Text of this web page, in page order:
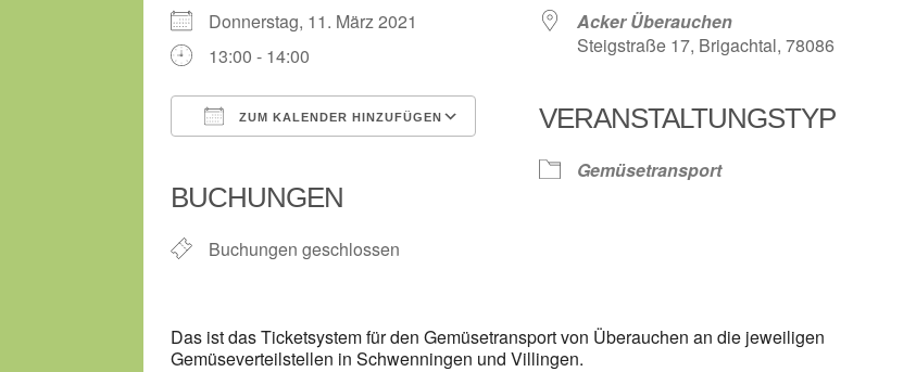
Donnerstag, 11. März 2021
13:00 - 14:00
ZUM KALENDER HINZUFÜGEN
Google Kalender
BUCHUNGEN
Buchungen geschlossen
Acker Überauchen
Steigstraße 17, Brigachtal, 78086
VERANSTALTUNGSTYP
Gemüsetransport
Das ist das Ticketsystem für den Gemüsetransport von Überauchen an die jeweiligen
Gemüseverteilstellen in Schwenningen und Villingen.